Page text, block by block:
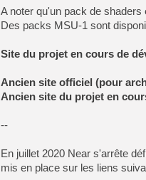
A noter qu'un pack de shaders
Des packs MSU-1 sont
Site du projet en cours de
Ancien site officiel (pour
Ancien site du projet en
--
En juillet 2020 Near s'arrête
mis en place sur les liens